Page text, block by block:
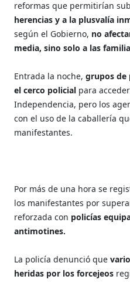
reformas que permitirían
herencias y a la plusvalía
según el Gobierno, no
media, sino solo a las
Entrada la noche, grupos de
el cerco policial para
Independencia, pero los
con el uso de la caballería
manifestantes.
Por más de una hora se
los manifestantes por
reforzada con policías
antimotines.
La policía denunció que
heridas por los forcejeos